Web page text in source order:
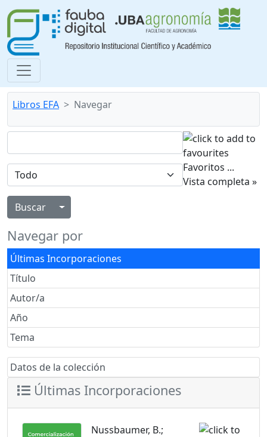
Libros EFA Navegar
Alternar menú desplegable
Favoritos ...
Vista completa »
Navegar por
Últimas Incorporaciones
Título
Autor/a
Año
Tema
Datos de la colección
Últimas Incorporaciones
Nussbaumer, B.;